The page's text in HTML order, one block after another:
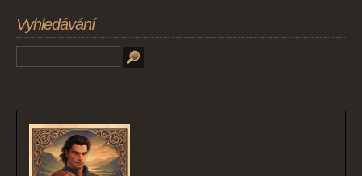
Vyhledávání